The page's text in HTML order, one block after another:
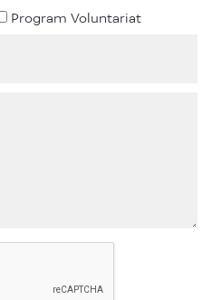
Program Voluntariat